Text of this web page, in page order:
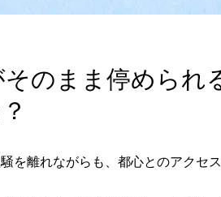
のまま停められ
を離れながらも、都心とのアクセ